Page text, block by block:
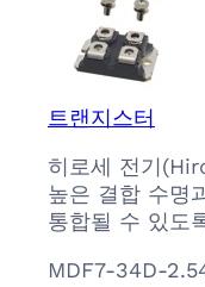
트랜지스터
히로세 전기
높은 결합 수명
통합될 수 있도
MDF7-34D-